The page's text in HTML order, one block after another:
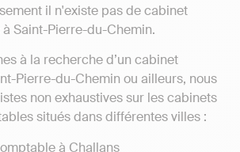
il n'existe pas de cabinet
Saint-Pierre-du-Chemin.
à la recherche d’un cabinet
Pierre-du-Chemin ou ailleurs, nous
non exhaustives sur les cabinets
situés dans différentes villes :
à Challans